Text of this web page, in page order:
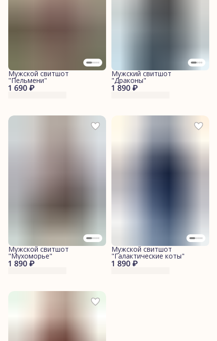
1 690 ₽
Мужской свитшот
"Пельмени"
1 890 ₽
Мужский свитшот
"Драконы"
1 890 ₽
Мужской свитшот
"Мухоморье"
1 890 ₽
Мужской свитшот
"Галактические коты"